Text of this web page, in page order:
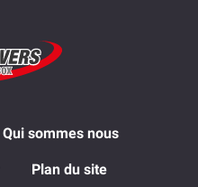
Qui sommes nous
Plan du site